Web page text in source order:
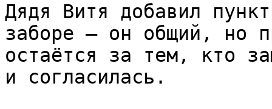
Дядя Витя добавил
заборе — он общий, но
остаётся за тем, кто
и согласилась.